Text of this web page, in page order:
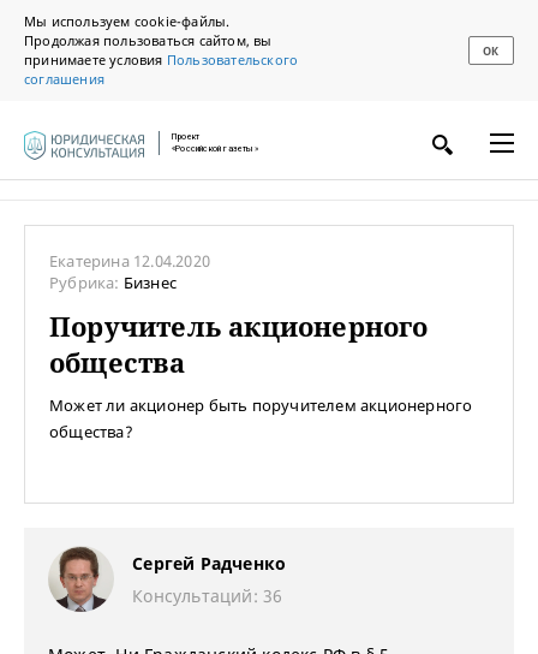
Мы используем cookie-файлы.
Продолжая пользоваться сайтом, вы
принимаете условия Пользовательского
соглашения
ОК
Проект
«Российской газеты»
Екатерина 12.04.2020
Рубрика: Бизнес
Поручитель акционерного
общества
Может ли акционер быть поручителем акционерного
общества?
Сергей Радченко
Консультаций: 36